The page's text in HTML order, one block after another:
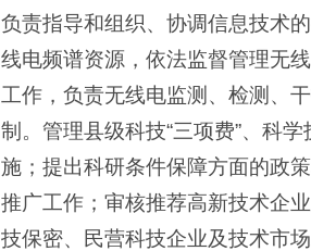
负责指导和组织、协调信息技术
线电频谱资源，依法监督管理无
工作，负责无线电监测、检测、
制。管理县级科技“三项费”、科
施；提出科研条件保障方面的政
推广工作；审核推荐高新技术企
技保密、民营科技企业及技术市